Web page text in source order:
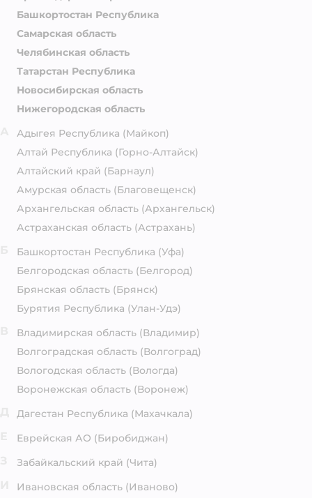
Башкортостан Республика
Самарская область
Челябинская область
Татарстан Республика
Новосибирская область
Нижегородская область
Адыгея Республика (Майкоп)
Алтай Республика (Горно-Алтайск)
Алтайский край (Барнаул)
Амурская область (Благовещенск)
Архангельская область (Архангельск)
Астраханская область (Астрахань)
Башкортостан Республика (Уфа)
Белгородская область (Белгород)
Брянская область (Брянск)
Бурятия Республика (Улан-Удэ)
Владимирская область (Владимир)
Волгоградская область (Волгоград)
Вологодская область (Вологда)
Воронежская область (Воронеж)
Дагестан Республика (Махачкала)
Еврейская АО (Биробиджан)
Забайкальский край (Чита)
Ивановская область (Иваново)